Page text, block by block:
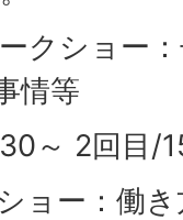
クショー
情等
～ 2回目/
ョー：働